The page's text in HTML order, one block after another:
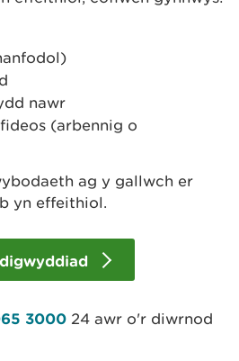
nawr
(arbennig o
ag y gallwch er
yn effeithiol.
3000 24 awr o'r diwrnod